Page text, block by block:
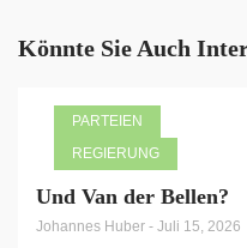
Könnte Sie Auch
PARTEIEN
REGIERUNG
Und Van der Bellen?
Johannes Huber - Juli 15, 2026